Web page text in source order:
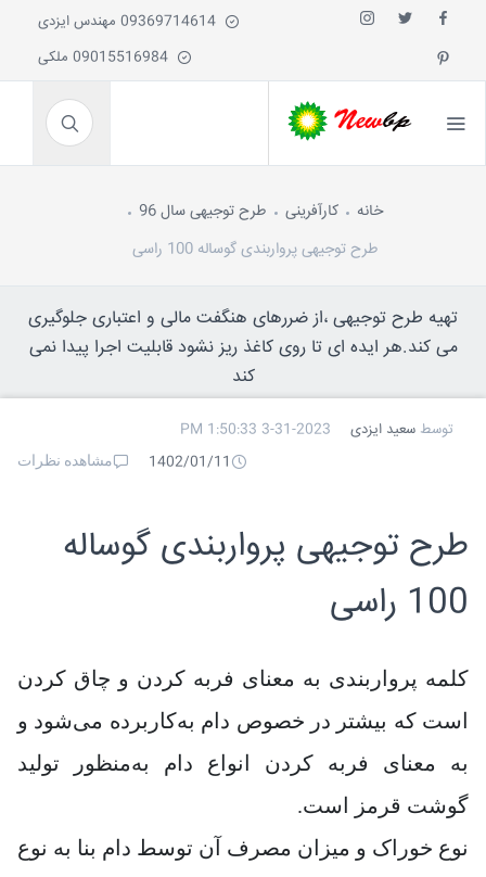
خانه کارآفرینی
طرح توجیهی سال 96
طرح توجیهی پرواربندی گوساله 100 راسی
تهیه طرح توجیهی ،از ضررهای هنگفت مالی و اعتباری جلوگیری
می کند.هر ایده ای تا روی کاغذ ریز نشود قابلیت اجرا پیدا نمی
کند
توسط سعید ایزدی
3-31-2023 1:50:33 PM
1402/01/11
مشاهده نظرات
طرح توجیهی پرواربندی گوساله
100 راسی
کلمه پرواربندی به معنای فربه کردن و چاق کردن
است که بیشتر در خصوص دام به‌کاربرده می‌شود و
به معنای فربه کردن انواع دام به‌منظور تولید
گوشت قرمز است.
نوع خوراک و میزان مصرف آن توسط دام بنا به نوع